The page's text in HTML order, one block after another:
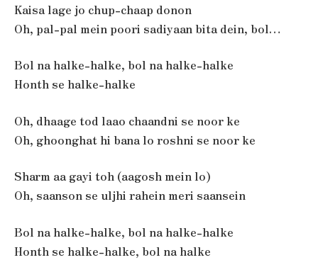
Kaisa lage jo chup-chaap donon
Oh, pal-pal mein poori sadiyaan bita dein, bol…
Bol na halke-halke, bol na halke-halke
Honth se halke-halke
Oh, dhaage tod laao chaandni se noor ke
Oh, ghoonghat hi bana lo roshni se noor ke
Sharm aa gayi toh (aagosh mein lo)
Oh, saanson se uljhi rahein meri saansein
Bol na halke-halke, bol na halke-halke
Honth se halke-halke, bol na halke